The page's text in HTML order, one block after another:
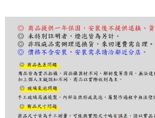
３．安心：先確認商品／服務後，再付款。
【「AFTEE先享後付」結帳流程】
１．於結帳方式選擇「AFTEE先享後付」後，將跳轉
２．訂單成立數日內，您將收到繳費通知簡訊。
３．收到繳費通知簡訊後14天內，點擊此簡訊中的連
ATM／網路銀行／等多元方式進行付款，方視為交易完
※ 請注意：結帳手續完成當下不需立刻繳費，但若您
購買商品的店家。未經商家同意取消之訂單仍視為有效
後付繳納相關費用。
宅配
每筆NT$180，滿NT$5,000(含以上)免運費